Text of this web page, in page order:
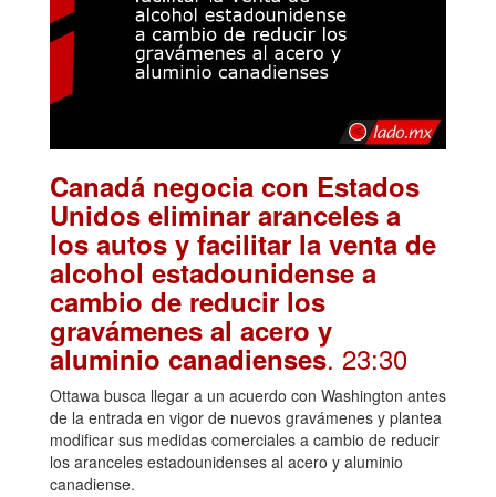
Canadá negocia con Estados
Unidos eliminar aranceles a
los autos y facilitar la venta de
alcohol estadounidense a
cambio de reducir los
gravámenes al acero y
aluminio canadienses. 23:30
Ottawa busca llegar a un acuerdo con Washington antes
de la entrada en vigor de nuevos gravámenes y plantea
modificar sus medidas comerciales a cambio de reducir
los aranceles estadounidenses al acero y aluminio
canadiense.